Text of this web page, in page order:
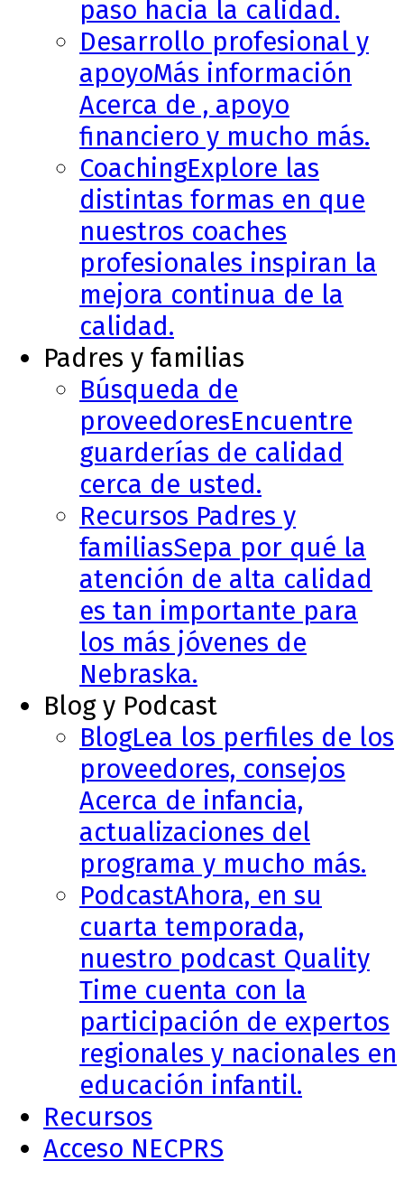
paso hacia la calidad.
Desarrollo profesional y
apoyoMás información
Acerca de , apoyo
financiero y mucho más.
CoachingExplore las
distintas formas en que
nuestros coaches
profesionales inspiran la
mejora continua de la
calidad.
Padres y familias
Búsqueda de
proveedoresEncuentre
guarderías de calidad
cerca de usted.
Recursos Padres y
familiasSepa por qué la
atención de alta calidad
es tan importante para
los más jóvenes de
Nebraska.
Blog y Podcast
BlogLea los perfiles de los
proveedores, consejos
Acerca de infancia,
actualizaciones del
programa y mucho más.
PodcastAhora, en su
cuarta temporada,
nuestro podcast Quality
Time cuenta con la
participación de expertos
regionales y nacionales en
educación infantil.
Recursos
Acceso NECPRS